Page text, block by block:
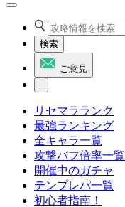
検索
ご意見
リセマラランク
最強ランキング
全キャラ一覧
攻撃バフ倍率一覧
開催中のガチャ
テンプレパ一覧
初心者指南！